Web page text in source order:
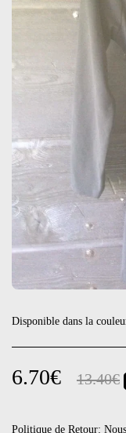
Disponible dans la
6.70€ 13.40€
Politique de Retour: Nous n&#039;acceptons pas de